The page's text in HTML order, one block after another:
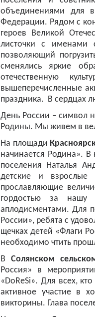
объединениями для
Федерации. Рядом с
героев Великой
листочки с именами
позволяющий
сменялись яркие
отечественную
вышеперечисленные
праздника. В сердцах
День России – символ
Родины. Мы живем в
На площади
начинается Родина». В
поселения Наталья
детские и взрослые
прославляющие
гордостью за нашу
аплодисментами. Для
России», ребята с
щечках детей «Флаги
необходимо чтить
В Солянском
Россия» в
«DoReSi». Для всех,
активное участие в
викторины. Глава